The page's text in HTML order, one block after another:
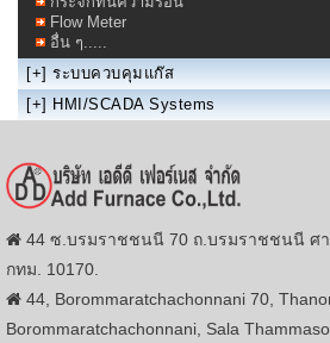
Flow Meter
อื่น ๆ.....
[+] ระบบควบคุมแก๊ส
[+] HMI/SCADA Systems
44 ซ.บรมราชชนนี 70 ถ.บรมราชชนนี ศ
กทม. 10170.
44, Borommaratchachonnani 70,
Borommaratchachonnani, Sala